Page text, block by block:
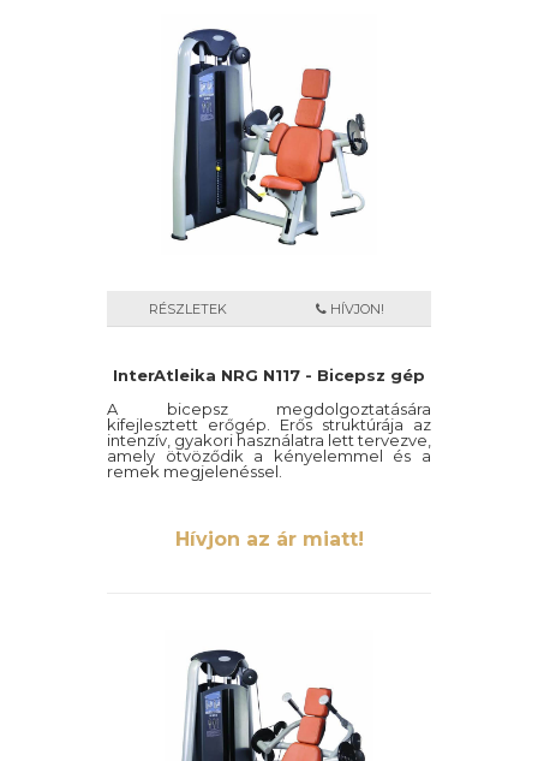
RÉSZLETEK HÍVJON!
InterAtleika NRG N117 - Bicepsz gép
A bicepsz megdolgoztatására
kifejlesztett erőgép. Erős struktúrája az
intenzív, gyakori használatra lett tervezve,
amely ötvöződik a kényelemmel és a
remek megjelenéssel.
Hívjon az ár miatt!